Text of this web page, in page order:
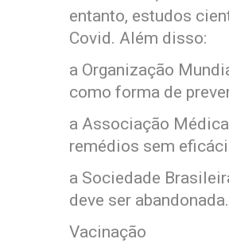
entanto, estudos
Covid. Além disso:
a Organização
como forma de
a Associação
remédios sem
a Sociedade
deve ser abandonada.
Vacinação